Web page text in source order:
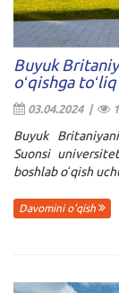
Buyuk
oʻqishga
03.04.2024 |
Buyuk
Suonsi
boshlab oʻqish
Davomini o'qish